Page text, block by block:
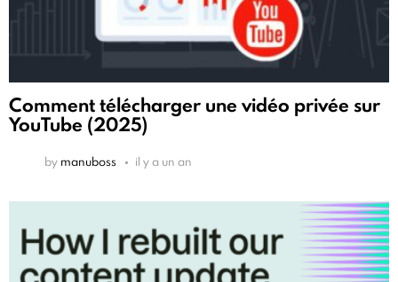
Comment télécharger une vidéo privée sur
YouTube (2025)
by manuboss il y a un an